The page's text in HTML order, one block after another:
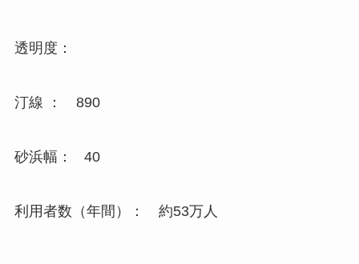
透明度：
汀線 ： 890
砂浜幅： 40
利用者数（年間）： 約53万人